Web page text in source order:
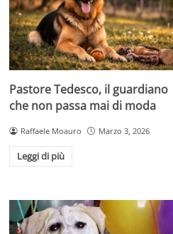
Pastore Tedesco, il guardiano
che non passa mai di moda
Raffaele Moauro Marzo 3, 2026
Leggi di più